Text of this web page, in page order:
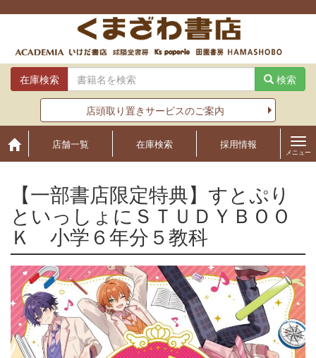
在庫検索 検索
店頭取り置きサービスのご案内
店舗一覧 在庫検索 採用情報
メニュー
【一部書店限定特典】すとぷり
といっしょにＳＴＵＤＹＢＯＯ
Ｋ 小学６年分５教科